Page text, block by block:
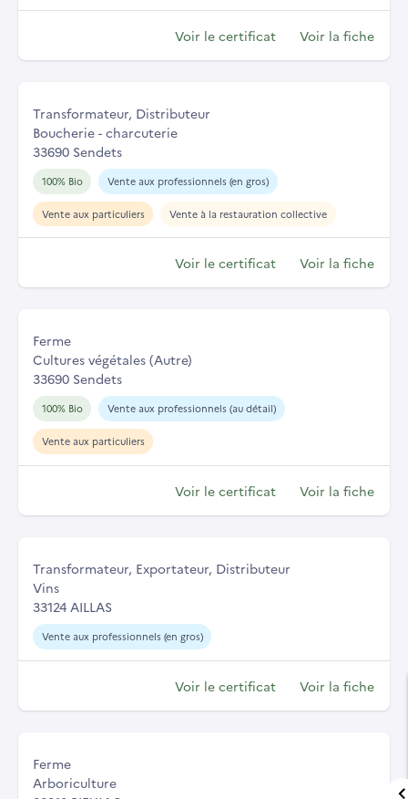
Voir le certificat Voir la fiche
Transformateur, Distributeur
Boucherie - charcuterie
33690 Sendets
100% Bio Vente aux professionnels (en gros)
Vente aux particuliers Vente à la restauration collective
Voir le certificat Voir la fiche
Ferme
Cultures végétales (Autre)
33690 Sendets
100% Bio Vente aux professionnels (au détail)
Vente aux particuliers
Voir le certificat Voir la fiche
Transformateur, Exportateur, Distributeur
Vins
33124 AILLAS
Vente aux professionnels (en gros)
Voir le certificat Voir la fiche
Ferme
Arboriculture